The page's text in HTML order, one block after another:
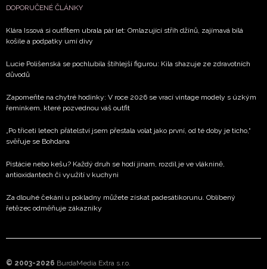
DOPORUČENÉ ČLÁNKY
Klára Issová si outfitem ubrala pár let: Omlazující střih džínů, zajímavá bílá
košile a podpatky umí divy
Lucie Polišenská se pochlubila štíhlejší figurou: Kila shazuje ze zdravotních
důvodů
Zapomeňte na chytré hodinky: V roce 2026 se vrací vintage modely s úzkým
řemínkem, které pozvednou váš outfit
„Po třiceti letech přátelství jsem přestala volat jako první, od té doby je ticho,“
svěřuje se Bohdana
Pistácie nebo kešu? Každý druh se hodí jinam, rozdíl je ve vláknině,
antioxidantech či využití v kuchyni
Za dlouhé čekání u pokladny můžete získat padesátikorunu. Oblíbený
řetězec odměňuje zákazníky
© 2003-2026 BurdaMedia Extra s.r.o.